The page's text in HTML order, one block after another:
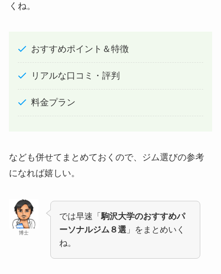
くね。
おすすめポイント＆特徴
リアルな口コミ・評判
料金プラン
なども併せてまとめておくので、ジム選びの参考
になれば嬉しい。
博士
では早速「駒沢大学のおすすめパ
ーソナルジム８選 」をまとめいく
ね。